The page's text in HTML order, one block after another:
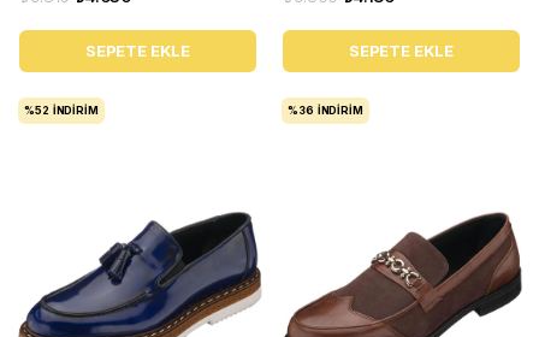
SEPETE EKLE SEPETE EKLE
%52 İNDIRIM %36 İNDIRIM